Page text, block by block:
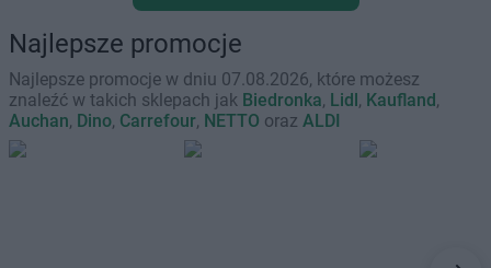
Najlepsze promocje
Najlepsze promocje w dniu 07.08.2026, które możesz
znaleźć w takich sklepach jak Biedronka, Lidl, Kaufland,
Auchan, Dino, Carrefour, NETTO oraz ALDI